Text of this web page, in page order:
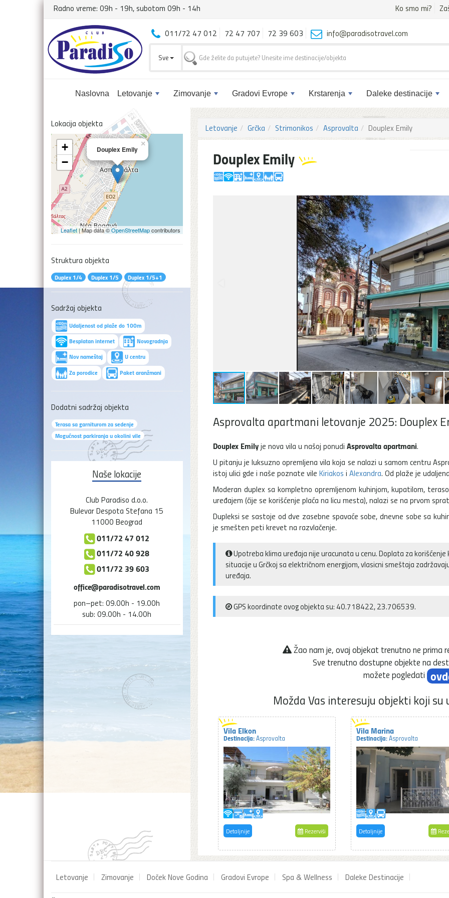
Radno vreme: 09h - 19h, subotom 09h - 14h Ko smo mi?
Naslovna Letovanje Zimovanje Gradovi Evrope Krstarenja Daleke destinacije
011/72 47 012 72 47 707 72 39 603 info@paradisotravel.com
Sve
Letovanje Grčka Strimonikos Asprovalta Douplex Emily
Douplex Emily
Asprovalta apartmani letovanje 2025: Douplex
Douplex Emilyje nova vila u našoj ponudi Asprovalta apartmani.
U pitanju je luksuzno opremljena vila koja se nalazi u samom centru
istoj ulici gde i naše poznate vile Kiriakos i Alexandra. Od plaže je
Moderan duplex sa kompletno opremljenom kuhinjom, kupatilom,
uređajem (čije se korišćenje plaća na licu mesta), nalazi se na prvom
Dupleksi se sastoje od dve zasebne spavaće sobe, dnevne sobe sa
je smešten peti krevet na razvlačenje.
Upotreba klima uređaja nije uracunata u cenu. Doplata za
situacije u Grčkoj sa električnom energijom, vlasicni smeštaja
uređaja.
GPS koordinate ovog objekta su: 40.718422, 23.706539.
Žao nam je, ovaj objekat trenutno ne prima
Sve trenutno dostupne objekte na
možete pogledati
Možda Vas interesuju objekti koji
Vila Elkon
Destinacija:Asprovalta
Detaljnije Rezerviši
Vila Marina
Destinacija:Asprovalta
Detaljnije
Lokacija objekta
Douplex Emily
×
+
−
Leaflet| Map data ©OpenStreetMapcontributors
Struktura objekta
Duplex 1/4 Duplex 1/5 Duplex 1/5+1
Sadržaj objekta
Udaljenost od plaže do 100m
Besplatan internet
Novogradnja
Nov nameštaj
U centru
Za porodice
Paket aranžmani
Dodatni sadržaj objekta
Terasa sa garniturom za sedenje
Mogućnost parkiranja u okolini vile
Naše lokacije
Club Paradiso d.o.o.
Bulevar Despota Stefana 15
11000 Beograd
011/72 47 012
011/72 40 928
011/72 39 603
office@paradisotravel.com
pon–pet: 09.00h - 19.00h
sub: 09.00h - 14.00h
Letovanje Zimovanje Doček Nove Godina Gradovi Evrope Spa & Wellness Daleke Destinacije